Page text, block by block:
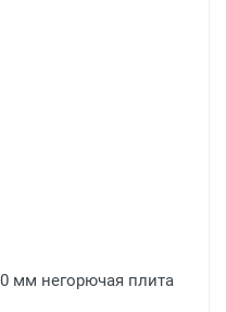
мм негорючая плита